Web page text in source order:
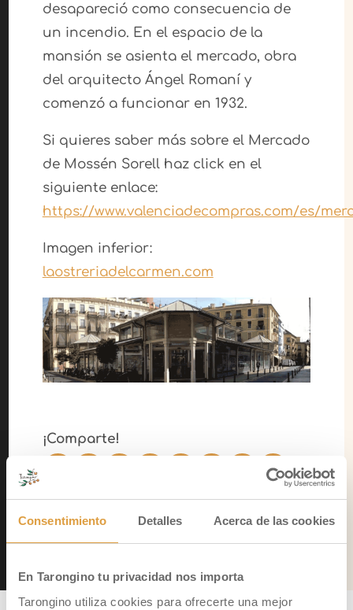
Consentimiento Detalles Acerca de las cookies
En Tarongino tu privacidad nos importa
Tarongino utiliza cookies para ofrecerte una mejor
desapareció como consecuencia de
un incendio. En el espacio de la
mansión se asienta el mercado, obra
del arquitecto Ángel Romaní y
comenzó a funcionar en 1932.
Si quieres saber más sobre el Mercado
de Mossén Sorell haz click en el
siguiente enlace:
https://www.valenciadecompras.com/es/
Imagen inferior:
laostreriadelcarmen.com
¡Comparte!
←Publicación Anterior Siguiente Publicación→